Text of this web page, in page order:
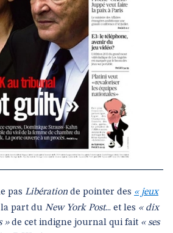
pas Libération de pointer des « jeux
part du New York Post... et les « dix
»de cet indigne journal qui fait « ses